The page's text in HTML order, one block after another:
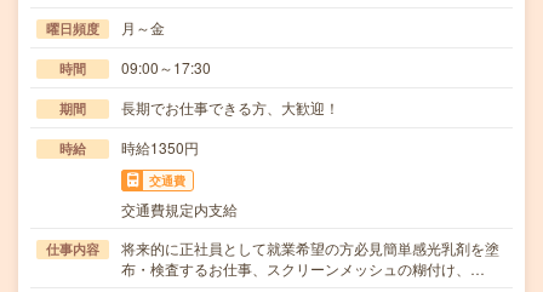
曜日頻度 月～金
時間 09:00～17:30
期間 長期でお仕事できる方、大歓迎！
時給 時給1350円
交通費
交通費規定内支給
仕事内容
将来的に正社員として就業希望の方必見簡単感光乳剤を塗
布・検査するお仕事、スクリーンメッシュの糊付け、…